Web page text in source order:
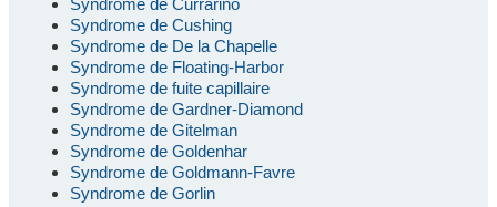
Syndrome de Currarino
Syndrome de Cushing
Syndrome de De la Chapelle
Syndrome de Floating-Harbor
Syndrome de fuite capillaire
Syndrome de Gardner-Diamond
Syndrome de Gitelman
Syndrome de Goldenhar
Syndrome de Goldmann-Favre
Syndrome de Gorlin